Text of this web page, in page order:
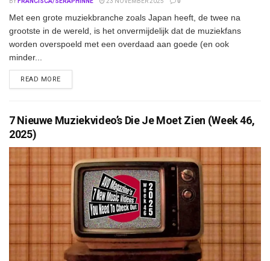
Met een grote muziekbranche zoals Japan heeft, de twee na
grootste in de wereld, is het onvermijdelijk dat de muziekfans
worden overspoeld met een overdaad aan goede (en ook
minder...
READ MOREDETAILS
7 Nieuwe Muziekvideo’s Die Je Moet Zien (Week 46,
2025)